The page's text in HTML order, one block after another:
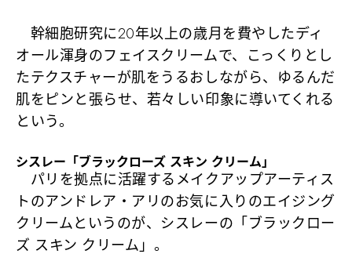
幹細胞研究に20年以上の歳月を費やしたディ
オール渾身のフェイスクリームで、こっくりとし
たテクスチャーが肌をうるおしながら、ゆるんだ
肌をピンと張らせ、若々しい印象に導いてくれる
という。
シスレー「ブラックローズ スキン クリーム」
パリを拠点に活躍するメイクアップアーティス
トのアンドレア・アリのお気に入りのエイジング
クリームというのが、 シスレーの「ブラックロー
ズ スキン クリーム」 。